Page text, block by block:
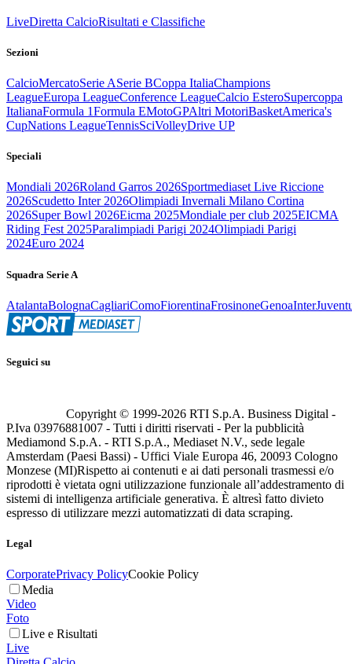
LiveDiretta CalcioRisultati e Classifiche
Sezioni
CalcioMercatoSerie ASerie BCoppa ItaliaChampions
LeagueEuropa LeagueConference LeagueCalcio EsteroSupercoppa
ItalianaFormula 1Formula EMotoGPAltri MotoriBasketAmerica's
CupNations LeagueTennisSciVolleyDrive UP
Speciali
Mondiali 2026Roland Garros 2026Sportmediaset Live Riccione
2026Scudetto Inter 2026Olimpiadi Invernali Milano Cortina
2026Super Bowl 2026Eicma 2025Mondiale per club 2025EICMA
Riding Fest 2025Paralimpiadi Parigi 2024Olimpiadi Parigi
2024Euro 2024
Squadra Serie A
AtalantaBolognaCagliariComoFiorentinaFrosinoneGenoaInter
Seguici su
Copyright © 1999-2026 RTI S.p.A. Business Digital -
P.Iva 03976881007 - Tutti i diritti riservati - Per la pubblicità
Mediamond S.p.A. - RTI S.p.A., Mediaset N.V., sede legale
Amsterdam (Paesi Bassi) - Uffici Viale Europa 46, 20093 Cologno
Monzese (MI)Rispetto ai contenuti e ai dati personali trasmessi e/o
riprodotti è vietata ogni utilizzazione funzionale all’addestramento di
sistemi di intelligenza artificiale generativa. È altresì fatto divieto
espresso di utilizzare mezzi automatizzati di data scraping.
Legal
CorporatePrivacy PolicyCookie Policy
Media
Video
Foto
Live e Risultati
Live